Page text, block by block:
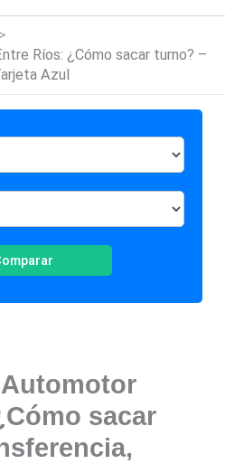
Ríos: ¿Cómo sacar turno? –
Azul
sacar